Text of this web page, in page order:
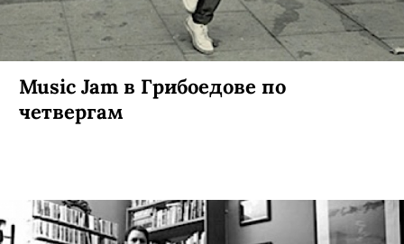
Music Jam в Грибоедове по
четвергам